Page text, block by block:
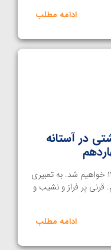
ادامه مطلب
در آستانه
تا چند روز دیگر وارد سال جدید سال ۱۴۰۰ خواهیم شد. به تعبیری
پر فراز و نشیب و
ادامه مطلب